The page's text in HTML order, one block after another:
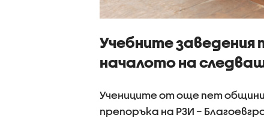
Учебните
началото на
Учениците от още пет
препоръка на РЗИ –